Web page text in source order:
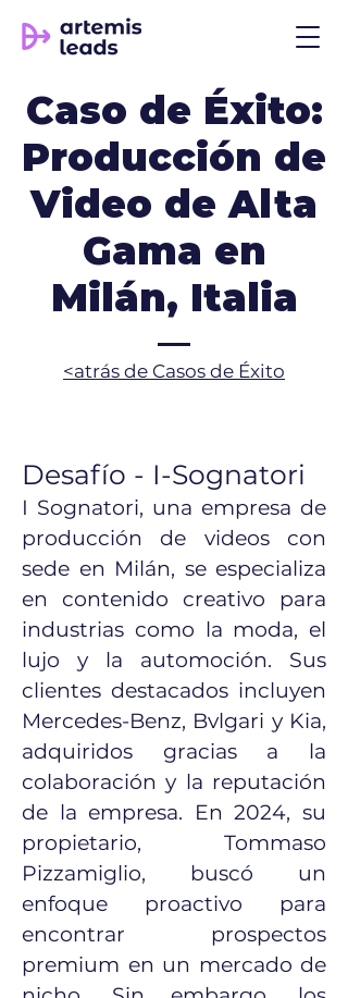
Caso de Éxito:
Producción de
Video de Alta
Gama en
Milán, Italia
​<atrás de Casos de Éxito
Desafío - I-Sognatori
I Sognatori, una empresa de
producción de videos con
sede en Milán, se especializa
en contenido creativo para
industrias como la moda, el
lujo y la automoción. Sus
clientes destacados incluyen
Mercedes-Benz, Bvlgari y Kia,
adquiridos gracias a la
colaboración y la reputación
de la empresa. En 2024, su
propietario, Tommaso
Pizzamiglio, buscó un
enfoque proactivo para
encontrar prospectos
premium en un mercado de